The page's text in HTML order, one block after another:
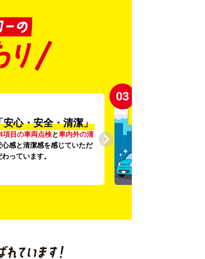
安心・安全・清潔」
項目の車両点検と車内外の清
心感と清潔感を感じていただ
っています。
03